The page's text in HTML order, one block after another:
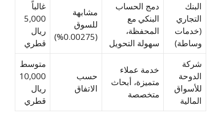
البنك
التجاري
(خدمات
وساطة)
دمج الحساب
البنكي مع
المحفظة،
سهولة التحويل
مشابهة
للسوق
(0.00275%)
غالباً
5,000
ريال
قطري
شركة
الدوحة
للأسواق
المالية
خدمة عملاء
متميزة، أبحاث
متخصصة
حسب
الاتفاق
متوسط
10,000
ريال
قطري